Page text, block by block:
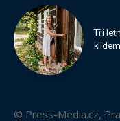
Tři
klidem
© Press-Media.cz,